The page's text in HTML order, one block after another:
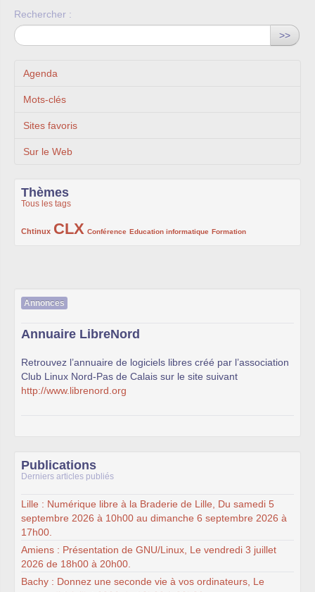
Rechercher :
>>
Agenda
Mots-clés
Sites favoris
Sur le Web
Thèmes
Tous les tags
Chtinux
222/1002CLX
1002/1002 Conférence
132/1002 Education informatique
119/1002 Formation
168/1002
Annonces
Annuaire LibreNord
Retrouvez l’annuaire de logiciels libres créé par l’association
Club Linux Nord-Pas de Calais sur le site suivant
http://www.librenord.org
Publications
Derniers articles publiés
Lille : Numérique libre à la Braderie de Lille, Du samedi 5
septembre 2026 à 10h00 au dimanche 6 septembre 2026 à
17h00.
Amiens : Présentation de GNU/Linux, Le vendredi 3 juillet
2026 de 18h00 à 20h00.
Bachy : Donnez une seconde vie à vos ordinateurs, Le